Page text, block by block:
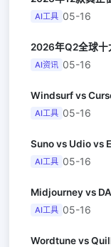
AI工具 05-16
AI资讯 05-16
AI工具 05-16
AI工具 05-16
Midjourney vs
AI工具 05-16